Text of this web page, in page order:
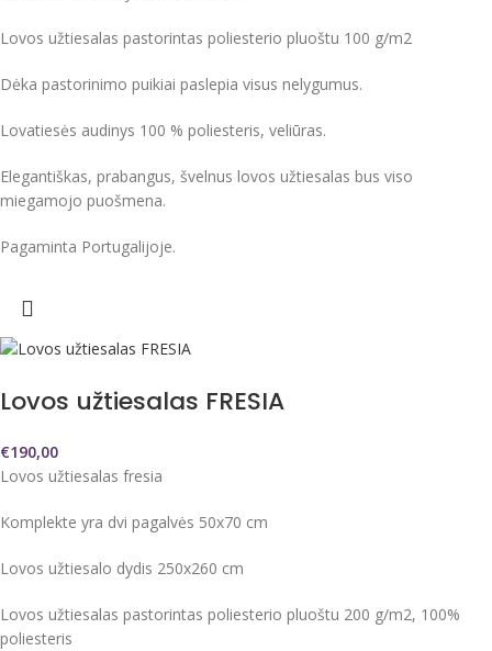
Lovos užtiesalas pastorintas poliesterio pluoštu 100 g/m2
Dėka pastorinimo puikiai paslepia visus nelygumus.
Lovatiesės audinys 100 % poliesteris, veliūras.
Elegantiškas, prabangus, švelnus lovos užtiesalas bus viso
miegamojo puošmena.
Pagaminta Portugalijoje.
Lovos užtiesalas FRESIA
€190,00
Lovos užtiesalas fresia
Komplekte yra dvi pagalvės 50x70 cm
Lovos užtiesalo dydis 250x260 cm
Lovos užtiesalas pastorintas poliesterio pluoštu 200 g/m2, 100%
poliesteris